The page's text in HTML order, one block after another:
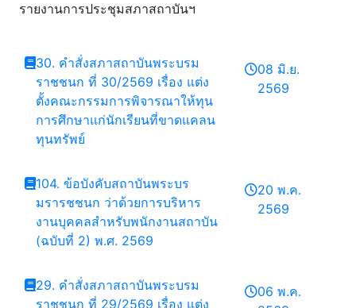
รายงานการประชุมสภาสถาบันฯ
30. คำสั่งสภาสถาบันพระบรม
ราชชนก ที่ 30/2569 เรื่อง แต่ง
ตั้งคณะกรรมการพิจารณาให้ทุน
การศึกษาแก่นักเรียนที่ขาดแคลน
ทุนทรัพย์
08 มิ.ย.
2569
104. ข้อบังคับสถาบันพระบร
มรารชชนก ว่าด้วยการบริหาร
งานบุคคลสำหรับพนักงานสถาบัน
(ฉบับที่ 2) พ.ศ. 2569
20 พ.ค.
2569
29. คำสั่งสภาสถาบันพระบรม
ราชชนก ที่ 29/2569 เรื่อง แต่ง
06 พ.ค.